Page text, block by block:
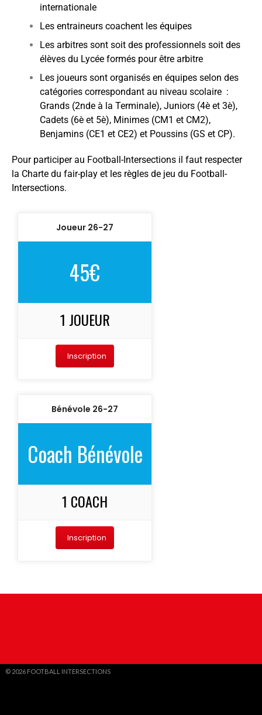
internationale
Les entraineurs coachent les équipes
Les arbitres sont soit des professionnels soit des
élèves du Lycée formés pour être arbitre
Les joueurs sont organisés en équipes selon des
catégories correspondant au niveau scolaire :
Grands (2nde à la Terminale), Juniors (4è et 3è),
Cadets (6è et 5è), Minimes (CM1 et CM2),
Benjamins (CE1 et CE2) et Poussins (GS et CP).
Pour participer au Football-Intersections il faut respecter
la Charte du fair-play et les règles de jeu du Football-
Intersections.
Joueur 26-27
45€
1 JOUEUR
Inscription
Bénévole 26-27
Coach Bénévole
1 COACH
Inscription
© 2026 FOOTBALL INTERSECTIONS